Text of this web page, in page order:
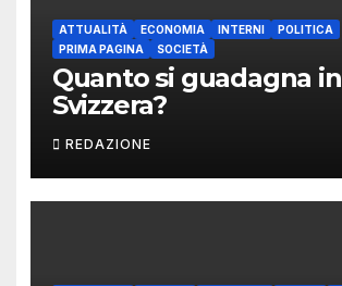
ATTUALITÀ ECONOMIA INTERNI
POLITICA
PRIMA PAGINA
SOCIETÀ
Quanto si guadagna in
Svizzera?
REDAZIONE